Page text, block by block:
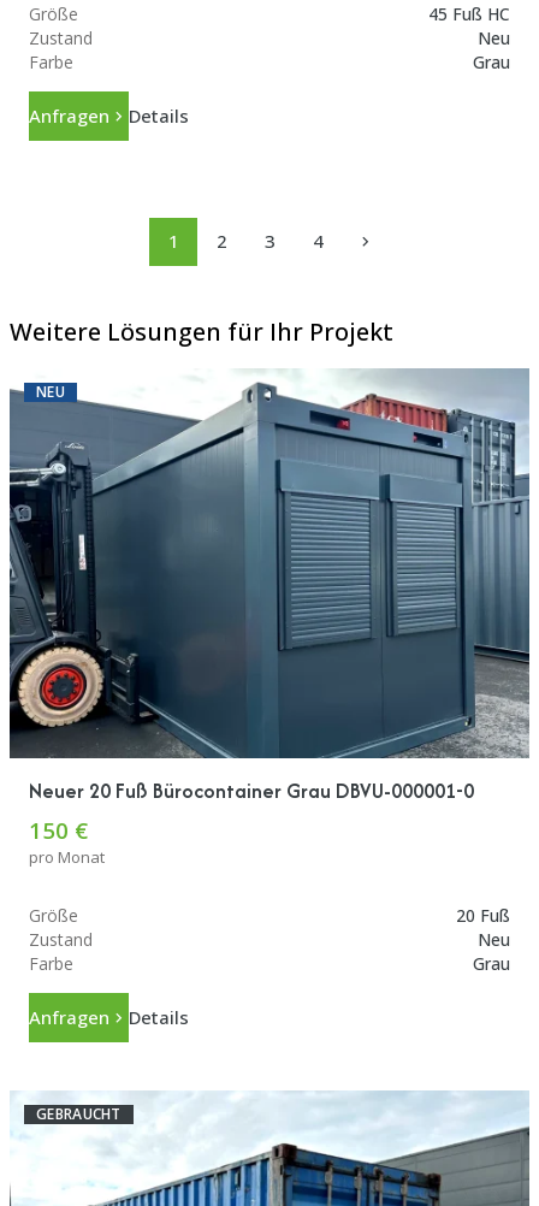
Größe
45 Fuß HC
Zustand
Neu
Farbe
Grau
Anfragen Details
1 2 3 4
Weitere Lösungen für Ihr Projekt
NEU
Neuer 20 Fuß Bürocontainer Grau DBVU-000001-0
150 €
pro Monat
Größe
20 Fuß
Zustand
Neu
Farbe
Grau
Anfragen Details
GEBRAUCHT